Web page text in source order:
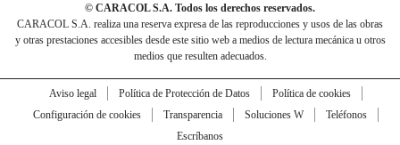
© CARACOL S.A. Todos los derechos reservados.
CARACOL S.A. realiza una reserva expresa de las reproducciones y usos de las obras
y otras prestaciones accesibles desde este sitio web a medios de lectura mecánica u otros
medios que resulten adecuados.
Aviso legal Política de Protección de Datos
Política de cookies
Configuración de cookies
Transparencia Soluciones W
Teléfonos
Escríbanos